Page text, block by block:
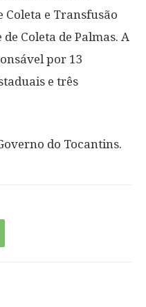
e Transfusão
Coleta de Palmas. A
por 13
e três
do Tocantins.